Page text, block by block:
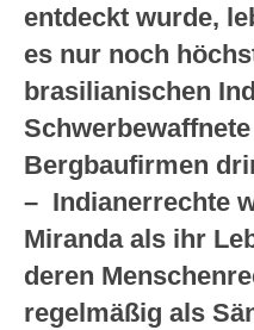
entdeckt wurde,
es nur noch
brasilianischen
Bergbaufirmen
– Indianerrechte
Miranda als ihr
deren
regelmäßig als